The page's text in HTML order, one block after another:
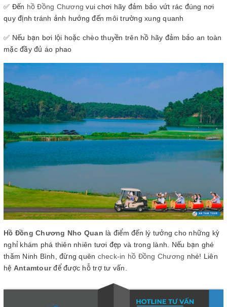
✅ Đến hồ Đồng Chương vui chơi hãy đảm bảo vứt rác đúng nơi
quy định tránh ảnh hưởng đến môi trường xung quanh
✅ Nếu bạn bơi lội hoặc chèo thuyền trên hồ hãy đảm bảo an toàn
mặc đầy đủ áo phao
Hồ Đồng Chương Nho Quan là điểm đến lý tưởng cho những kỳ
nghỉ khám phá thiên nhiên tươi đẹp và trong lành. Nếu bạn ghé
thăm Ninh Bình, đừng quên check-in hồ Đồng Chương nhé! Liên
hệ Antamtourđể được hỗ trợ tư vấn.